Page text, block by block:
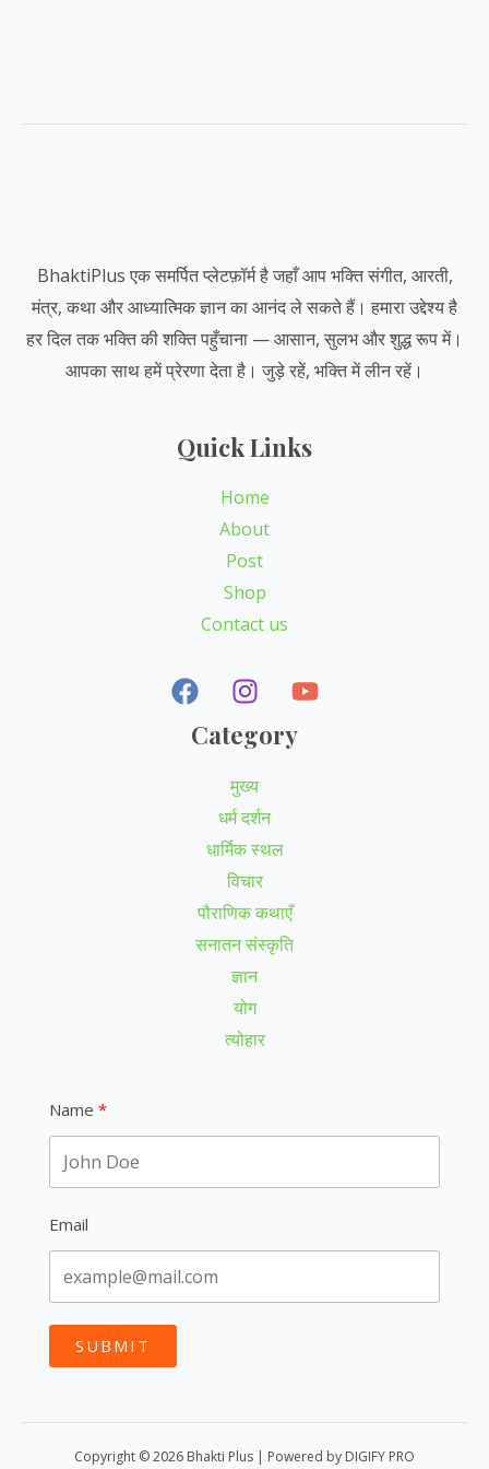
BhaktiPlus एक समर्पित प्लेटफ़ॉर्म है जहाँ आप भक्ति संगीत, आरती,
मंत्र, कथा और आध्यात्मिक ज्ञान का आनंद ले सकते हैं। हमारा उद्देश्य है
हर दिल तक भक्ति की शक्ति पहुँचाना — आसान, सुलभ और शुद्ध रूप में।
आपका साथ हमें प्रेरणा देता है। जुड़े रहें, भक्ति में लीन रहें।
Quick Links
Home
About
Post
Shop
Contact us
Category
मुख्य
धर्म दर्शन
धार्मिक स्थल
विचार
पौराणिक कथाएँ
सनातन संस्कृति
ज्ञान
योग
त्योहार
Name
Email
SUBMIT
Copyright © 2026 Bhakti Plus | Powered by DIGIFY PRO